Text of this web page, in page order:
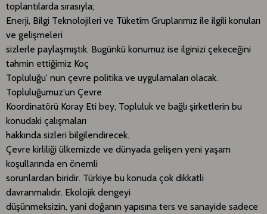
toplantılarda sırasıyla;
Enerji, Bilgi Teknolojileri ve Tüketim Gruplarımız ile ilgili konuları
ve gelişmeleri
sizlerle paylaşmıştık. Bugünkü konumuz ise ilginizi çekeceğini
tahmin ettiğimiz Koç
Topluluğu' nun çevre politika ve uygulamaları olacak.
Topluluğumuz'un Çevre
Koordinatörü Koray Eti bey, Topluluk ve bağlı şirketlerin bu
konudaki çalışmaları
hakkında sizleri bilgilendirecek.
Çevre kirliliği ülkemizde ve dünyada gelişen yeni yaşam
koşullarında en önemli
sorunlardan biridir. Türkiye bu konuda çok dikkatli
davranmalıdır. Ekolojik dengeyi
düşünmeksizin, yani doğanın yapısına ters ve sanayide sadece